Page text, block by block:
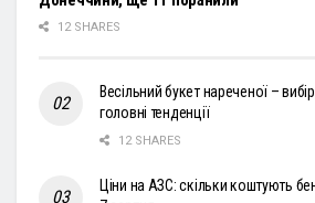
12 SHARES
Весільний букет нареченої –
головні тенденції
12 SHARES
Ціни на АЗС: скільки коштують